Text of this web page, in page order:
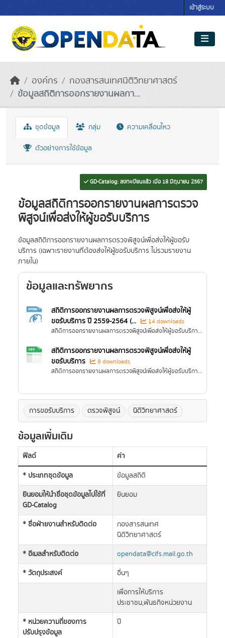
เข้าสู่ระบบ
องค์กร
กองสารสนเทศนิติวิทยาศาสตร์
ข้อมูลสถิติการออกรายงานผลกา...
ชุดข้อมูล กลุ่ม ความเคลื่อนไหว
ตัวอย่างการใช้ข้อมูล
GD-Catalog: ลงทะเบียนแล้ว เมื่อ 18 มิถุนายน 2567
ข้อมูลสถิติการออกรายงานผลการตรวจ
พิสูจน์เพื่อส่งให้ผู้ขอรับบริการ
ข้อมูลสถิติการออกรายงานผลการตรวจพิสูจน์เพื่อส่งให้ผู้ขอรับ
บริการ (เฉพาะรายงานที่ต้องส่งให้ผู้ขอรับบริการ ไม่รวมรายงาน
ภายใน)
ข้อมูลและทรัพยากร
สถิติการออกรายงานผลการตรวจพิสูจน์เพื่อส่งให้ผู้
ขอรับบริการ ปี 2559-2564 (...
14 downloads
สถิติการออกรายงานผลการตรวจพิสูจน์เพื่อส่งให้ผู้ขอรับบริการ (Tableau)
สถิติการออกรายงานผลการตรวจพิสูจน์เพื่อส่งให้ผู้
ขอรับบริการ
8 downloads
สถิติการออกรายงานผลการตรวจพิสูจน์เพื่อส่งให้ผู้ขอรับบริการ ปี 2565 เป็นต้นไป
การขอรับบริการ ตรวจพิสูจน์ นิติวิทยาศาสตร์
ข้อมูลเพิ่มเติม
ฟิลด์
ค่า
* ประเภทชุดข้อมูล
ข้อมูลสถิติ
ยินยอมให้นำชื่อชุดข้อมูลไปใช้ที่
GD-Catalog
ยินยอม
* ชื่อฝ่ายงานสำหรับติดต่อ
กองสารสนเทศ
นิติวิทยาศาสตร์
* อีเมลสำหรับติดต่อ
opendata@cifs.mail.go.th
* วัตถุประสงค์
อื่นๆ
เพื่อการให้บริการ
ประชาชน,พันธกิจหน่วยงาน
* หน่วยความถี่ของการ
ปรับปรุงข้อมูล
ปี